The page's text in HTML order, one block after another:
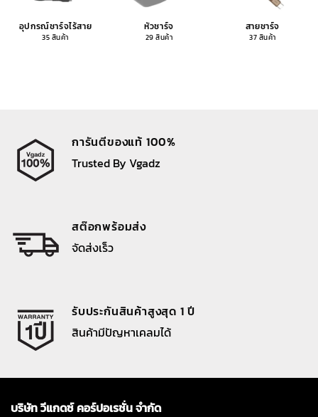
อุปกรณ์ชาร์จไร้สาย
35 สินค้า
หัวชาร์จ
29 สินค้า
สายชาร์จ
37 สินค้า
การันตีของแท้ 100%
Trusted By Vgadz
สต๊อกพร้อมส่ง
จัดส่งเร็ว
รับประกันสินค้าสูงสุด 1 ปี
สินค้ามีปัญหาเคลมได้
บริษัท วีแกดซ์ คอร์ปอเรชั่น จำกัด